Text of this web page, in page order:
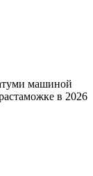
машиной
в 2026